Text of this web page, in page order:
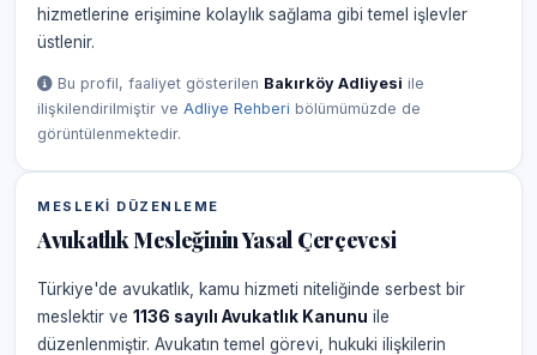
hizmetlerine erişimine kolaylık sağlama gibi temel işlevler
üstlenir.
Bu profil, faaliyet gösterilen Bakırköy Adliyesi ile
ilişkilendirilmiştir ve Adliye Rehberi bölümümüzde de
görüntülenmektedir.
MESLEKI DÜZENLEME
Avukatlık Mesleğinin Yasal Çerçevesi
Türkiye'de avukatlık, kamu hizmeti niteliğinde serbest bir
meslektir ve 1136 sayılı Avukatlık Kanunu ile
düzenlenmiştir. Avukatın temel görevi, hukuki ilişkilerin